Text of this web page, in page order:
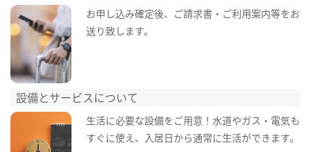
お申し込み確定後、ご請求書・ご利用案内等をお
送り致します。
設備とサービスについて
生活に必要な設備をご用意！水道やガス・電気も
すぐに使え、入居日から通常に生活ができます。